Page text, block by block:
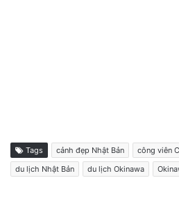
Tags cảnh đẹp Nhật Bản
công viên
du lịch Nhật Bản
du lịch Okinawa